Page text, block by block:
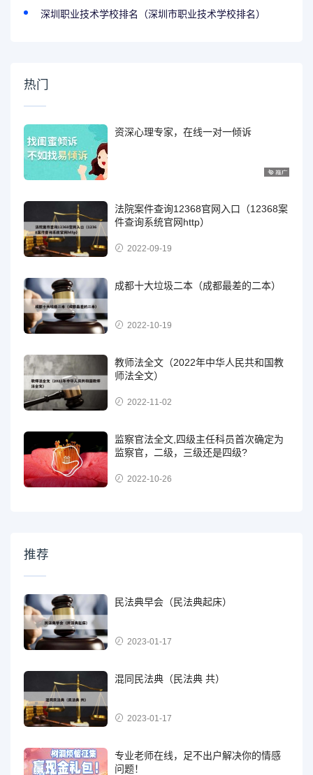
深圳职业技术学校排名（深圳市职业技术学校排名）
热门
资深心理专家，在线一对一倾诉
法院案件查询12368官网入口（12368案
件查询系统官网http）
2022-09-19
成都十大垃圾二本（成都最差的二本）
2022-10-19
教师法全文（2022年中华人民共和国教
师法全文）
2022-11-02
监察官法全文,四级主任科员首次确定为
监察官，二级，三级还是四级?
2022-10-26
推荐
民法典早会（民法典起床）
2023-01-17
混同民法典（民法典 共）
2023-01-17
专业老师在线，足不出户解决你的情感
问题！